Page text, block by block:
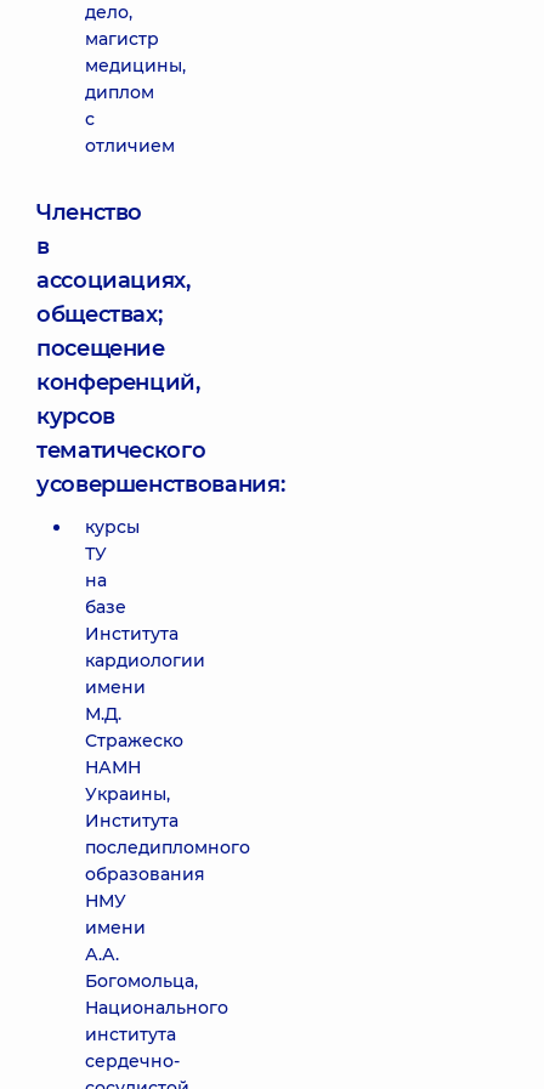
дело,
магистр
медицины,
диплом
с
отличием
Членство
в
ассоциациях,
обществах;
посещение
конференций,
курсов
тематического
усовершенствования:
курсы
ТУ
на
базе
Института
кардиологии
имени
М.Д.
Стражеско
НАМН
Украины,
Института
последипломного
образования
НМУ
имени
А.А.
Богомольца,
Национального
института
сердечно-